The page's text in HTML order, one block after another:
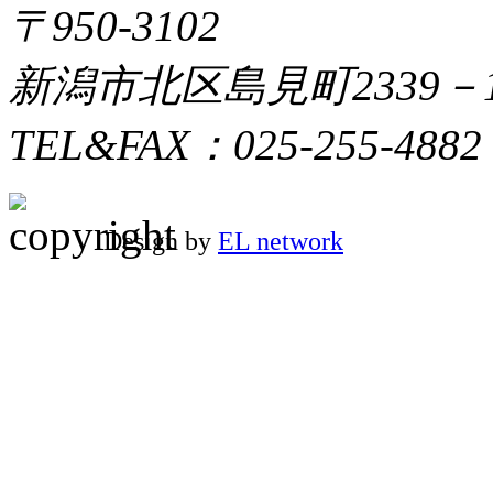
〒950-3102
新潟市北区島見町2339－
TEL&FAX：025-255-4882
Design by EL network